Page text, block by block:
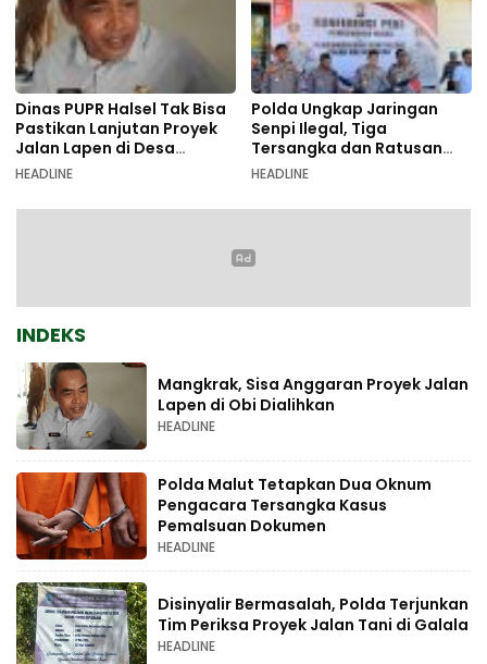
Dinas PUPR Halsel Tak Bisa
Pastikan Lanjutan Proyek
Jalan Lapen di Desa
Sambiki
HEADLINE
Polda Ungkap Jaringan
Senpi Ilegal, Tiga
Tersangka dan Ratusan
Amunisi Diamankan
HEADLINE
INDEKS
Mangkrak, Sisa Anggaran Proyek Jalan
Lapen di Obi Dialihkan
HEADLINE
Polda Malut Tetapkan Dua Oknum
Pengacara Tersangka Kasus
Pemalsuan Dokumen
HEADLINE
Disinyalir Bermasalah, Polda Terjunkan
Tim Periksa Proyek Jalan Tani di Galala
HEADLINE